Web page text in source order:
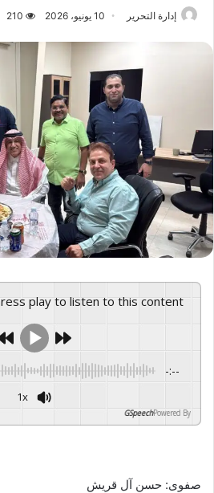
إدارة التحرير 10 يونيو، 2026 210
Press play to listen to this content
-:--
1x
Powered By
GSpeech
صفوى: حسن آل قريش